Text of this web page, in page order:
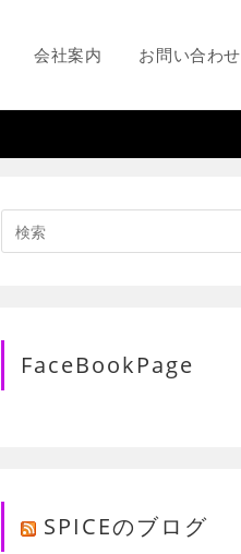
会社案内 お問い合わせ
FaceBookPage
SPICEのブログ